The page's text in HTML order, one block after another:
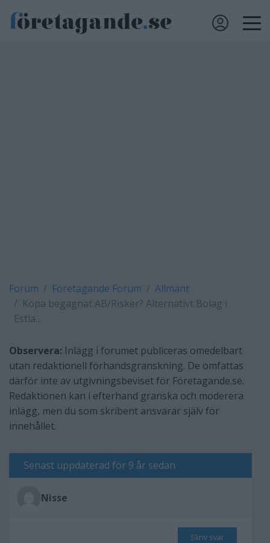
Forum Företagande Forum
Allmänt
Köpa begagnat AB/Risker? Alternativt Bolag i
Estla...
Observera: Inlägg i forumet publiceras omedelbart
utan redaktionell förhandsgranskning. De omfattas
därför inte av utgivningsbeviset för Företagande.se.
Redaktionen kan i efterhand granska och moderera
inlägg, men du som skribent ansvarar själv för
innehållet.
Senast uppdaterad för 9 år sedan
Nisse
Skriv svar